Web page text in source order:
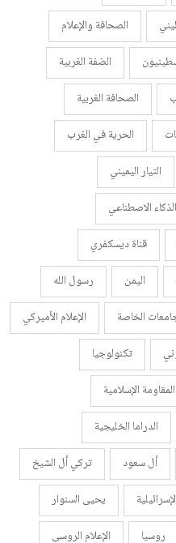
الصحافة والإعلام
الضفة الغربية
الصحافة الغربية
الحرية في الغرب
التيار اليميني
الذكاء الاصطناعي
قناة ديسكفري
اليمن
رسول الله
الخاصة
الإعلام الأميركي
تكنولوجيا
المقاومة الإسلامية
الدراما الخليجية
أل سعود
تركي أل الشيخ
يحيى السنوار
روسيا الإعلام الروسي